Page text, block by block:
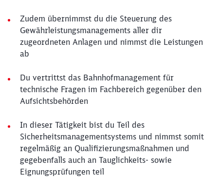
Zudem übernimmst du die Steuerung des
Gewährleistungsmanagements aller dir
zugeordneten Anlagen und nimmst die Leistungen
ab
Du vertrittst das Bahnhofmanagement für
technische Fragen im Fachbereich gegenüber den
Aufsichtsbehörden
In dieser Tätigkeit bist du Teil des
Sicherheitsmanagementsystems und nimmst somit
regelmäßig an Qualifizierungsmaßnahmen und
gegebenfalls auch an Tauglichkeits- sowie
Eignungsprüfungen teil